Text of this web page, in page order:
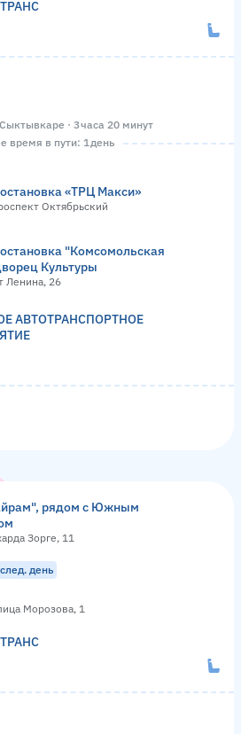
· 3 часа 20 минут
время в пути: 1 день
«ТРЦ Макси»
Октябрьский
"Комсомольская
Культуры
Ленина, 26
АВТОТРАНСПОРТНОЕ
рядом с Южным
Зорге, 11
день
Морозова, 1